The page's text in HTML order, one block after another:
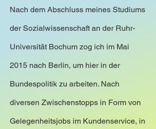
Nach dem Abschluss meines Studiums
der Sozialwissenschaft an der Ruhr-
Universität Bochum zog ich im Mai
2015 nach Berlin, um hier in der
Bundespolitik zu arbeiten. Nach
diversen Zwischenstopps in Form von
Gelegenheitsjobs im Kundenservice, in